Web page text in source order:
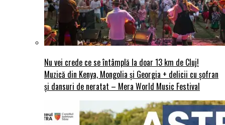
Nu vei crede ce se întâmplă la doar 13 km de Cluj!
Muzică din Kenya, Mongolia și Georgia + delicii cu șofran
și dansuri de neratat – Mera World Music Festival